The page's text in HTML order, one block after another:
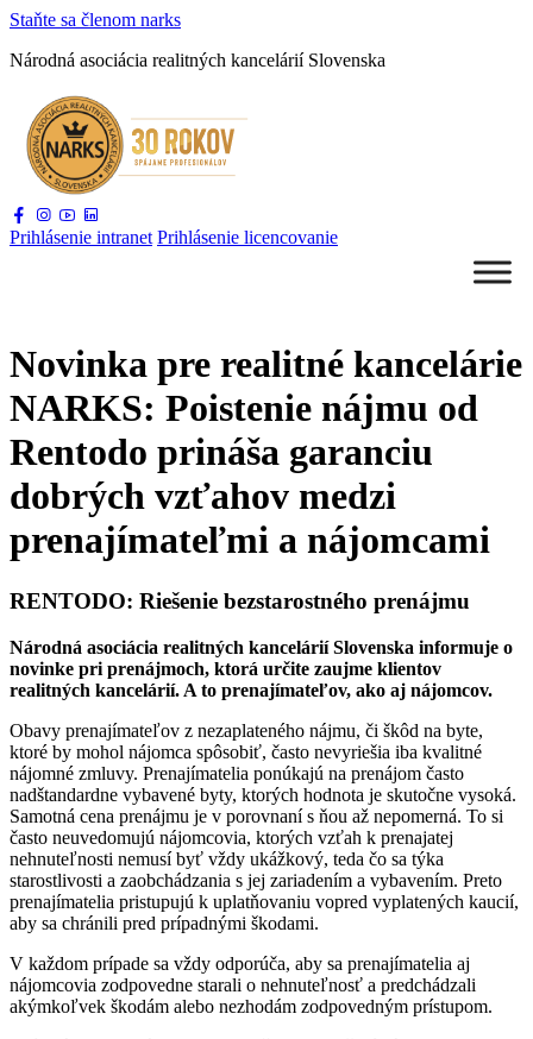
Staňte sa členom narks
Národná asociácia realitných kancelárií Slovenska
Prihlásenie intranet Prihlásenie licencovanie
Novinka pre realitné kancelárie
NARKS: Poistenie nájmu od
Rentodo prináša garanciu
dobrých vzťahov medzi
prenajímateľmi a nájomcami
RENTODO: Riešenie bezstarostného prenájmu
Národná asociácia realitných kancelárií Slovenska informuje o
novinke pri prenájmoch, ktorá určite zaujme klientov
realitných kancelárií. A to prenajímateľov, ako aj nájomcov.
Obavy prenajímateľov z nezaplateného nájmu, či škôd na byte,
ktoré by mohol nájomca spôsobiť, často nevyriešia iba kvalitné
nájomné zmluvy. Prenajímatelia ponúkajú na prenájom často
nadštandardne vybavené byty, ktorých hodnota je skutočne vysoká.
Samotná cena prenájmu je v porovnaní s ňou až nepomerná. To si
často neuvedomujú nájomcovia, ktorých vzťah k prenajatej
nehnuteľnosti nemusí byť vždy ukážkový, teda čo sa týka
starostlivosti a zaobchádzania s jej zariadením a vybavením. Preto
prenajímatelia pristupujú k uplatňovaniu vopred vyplatených kaucií,
aby sa chránili pred prípadnými škodami.
V každom prípade sa vždy odporúča, aby sa prenajímatelia aj
nájomcovia zodpovedne starali o nehnuteľnosť a predchádzali
akýmkoľvek škodám alebo nezhodám zodpovedným prístupom.